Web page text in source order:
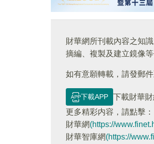
財華網所刊載內容之知
摘編、複製及建立鏡像等
如有意願轉載，請發郵
下載APP
下載財華
更多精彩内容，請點擊：
財華網(https://
財華智庫網(https://